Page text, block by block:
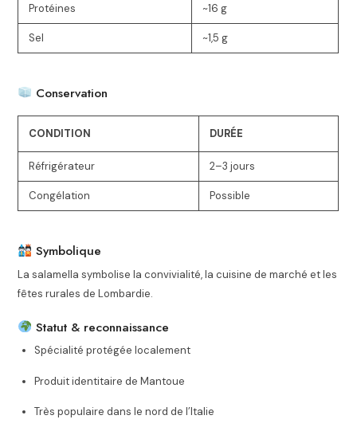
Protéines ~16 g
Sel ~1,5 g
Conservation
CONDITION DURÉE
Réfrigérateur 2–3 jours
Congélation Possible
Symbolique
La salamella symbolise la convivialité, la cuisine de marché et les
fêtes rurales de Lombardie.
Statut & reconnaissance
Spécialité protégée localement
Produit identitaire de Mantoue
Très populaire dans le nord de l’Italie